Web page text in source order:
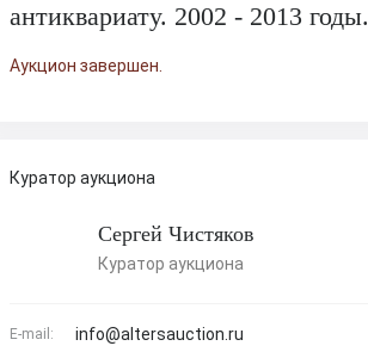
антиквариату. 2002 - 2013 годы.
Аукцион завершен.
Куратор аукциона
Сергей Чистяков
Куратор аукциона
E-mail: info@altersauction.ru